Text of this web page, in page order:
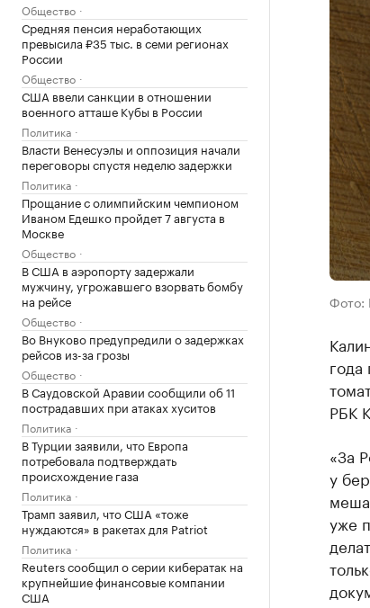
Общество
Средняя пенсия неработающих
превысила ₽35 тыс. в семи регионах
России
Общество
США ввели санкции в отношении
военного атташе Кубы в России
Политика
Власти Венесуэлы и оппозиция начали
переговоры спустя неделю задержки
Политика
Прощание с олимпийским чемпионом
Иваном Едешко пройдет 7 августа в
Москве
Общество
В США в аэропорту задержали
мужчину, угрожавшего взорвать бомбу
на рейсе
Общество
Во Внуково предупредили о задержках
рейсов из-за грозы
Общество
В Саудовской Аравии сообщили об 11
пострадавших при атаках хуситов
Политика
В Турции заявили, что Европа
потребовала подтверждать
происхождение газа
Политика
Трамп заявил, что США «тоже
нуждаются» в ракетах для Patriot
Политика
Reuters сообщил о серии кибератак на
крупнейшие финансовые компании
США
Фото:
года
РБК
«За
у
уже